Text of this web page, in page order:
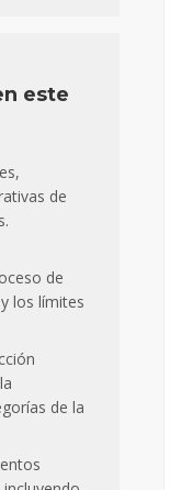
este
de
de
los límites
de la